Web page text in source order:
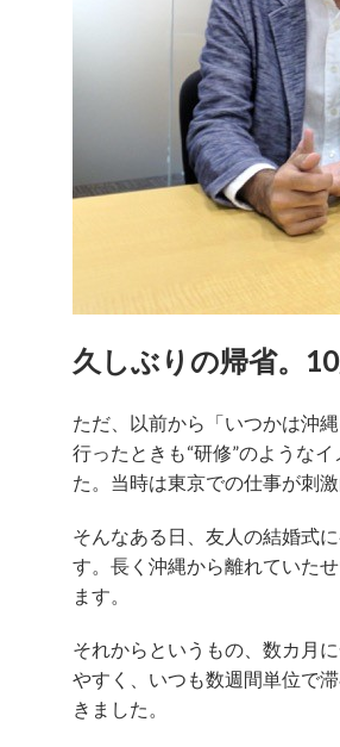
久しぶりの帰省。
ただ、以前から「いつかは沖
行ったときも“研修”のような
た。当時は東京での仕事が刺
そんなある日、友人の結婚式
す。長く沖縄から離れていた
ます。
それからというもの、数カ月
やすく、いつも数週間単位で
きました。